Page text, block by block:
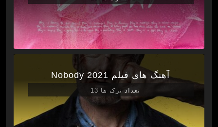
آهنگ های فیلم Nobody 2021
تعداد ترک ها 13